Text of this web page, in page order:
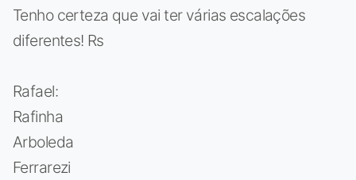
Tenho certeza que vai ter várias escalações
diferentes! Rs
Rafael:
Rafinha
Arboleda
Ferrarezi